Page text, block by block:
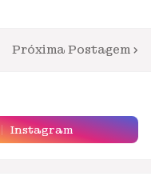
Próxima Postagem
Instagram